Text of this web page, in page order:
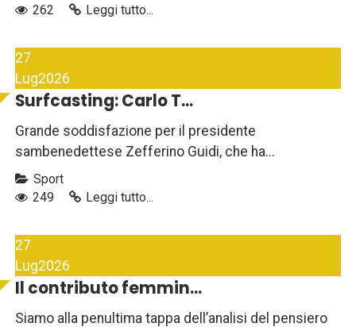
262
Leggi tutto...
27
Lug2026
Surfcasting: Carlo T...
Grande soddisfazione per il presidente
sambenedettese Zefferino Guidi, che ha...
Sport
249
Leggi tutto...
27
Lug2026
Il contributo femmin...
Siamo alla penultima tappa dell’analisi del pensiero